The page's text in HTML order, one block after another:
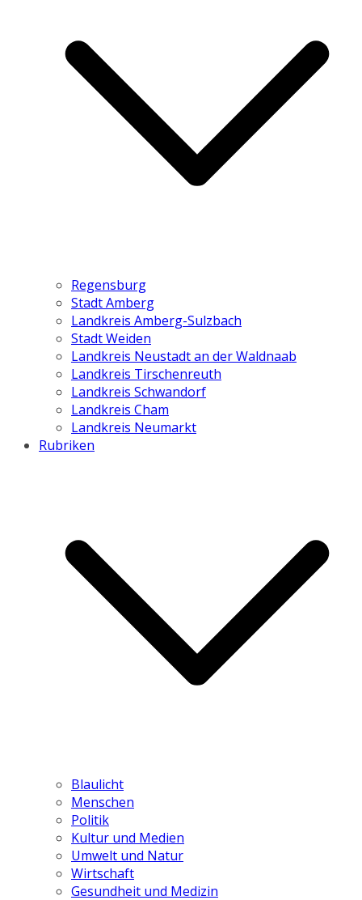
Regensburg
Stadt Amberg
Landkreis Amberg-Sulzbach
Stadt Weiden
Landkreis Neustadt an der Waldnaab
Landkreis Tirschenreuth
Landkreis Schwandorf
Landkreis Cham
Landkreis Neumarkt
Rubriken
Blaulicht
Menschen
Politik
Kultur und Medien
Umwelt und Natur
Wirtschaft
Gesundheit und Medizin